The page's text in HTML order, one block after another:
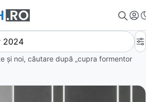
și noi, căutare după „cupra formentor